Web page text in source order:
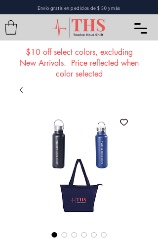
Envío gratis en pedidos de $ 50 y más
$10 off select colors, excluding
New Arrivals. Price reflected when
color selected